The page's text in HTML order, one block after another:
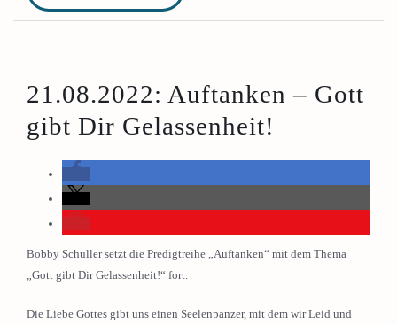
21.08.2022: Auftanken – Gott
gibt Dir Gelassenheit!
Bobby Schuller setzt die Predigtreihe „Auftanken“ mit dem Thema
„Gott gibt Dir Gelassenheit!“ fort.
Die Liebe Gottes gibt uns einen Seelenpanzer, mit dem wir Leid und